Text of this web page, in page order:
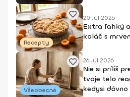
Recepty
20 Júl 2026
Extra ľahký
koláč s
Všeobecné
26 Júl 2026
Nie si príliš
tvoje telo
kedysi dávno